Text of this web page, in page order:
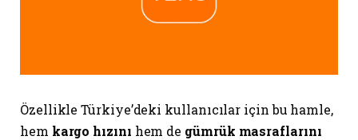
Özellikle Türkiye’deki kullanıcılar için bu hamle,
hem kargo hızını hem de gümrük masraflarını